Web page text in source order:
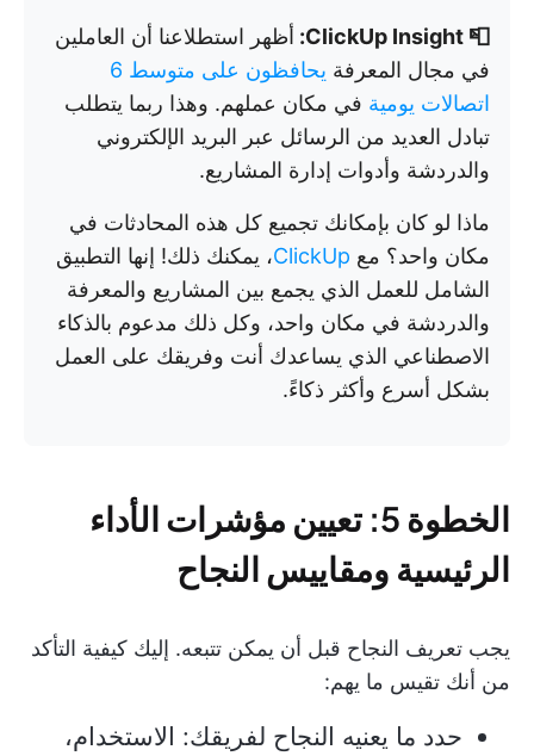
📮 ClickUp Insight:
أظهر استطلاعنا أن العاملين
في مجال المعرفة
يحافظون على متوسط 6
اتصالات يومية في مكان عملهم. وهذا ربما يتطلب
تبادل العديد من الرسائل عبر البريد الإلكتروني
والدردشة وأدوات إدارة المشاريع.
ماذا لو كان بإمكانك تجميع كل هذه المحادثات في
مكان واحد؟ مع ClickUp، يمكنك ذلك! إنها التطبيق
الشامل للعمل الذي يجمع بين المشاريع والمعرفة
والدردشة في مكان واحد، وكل ذلك مدعوم بالذكاء
الاصطناعي الذي يساعدك أنت وفريقك على العمل
بشكل أسرع وأكثر ذكاءً.
الخطوة 5: تعيين مؤشرات الأداء
الرئيسية ومقاييس النجاح
يجب تعريف النجاح قبل أن يمكن تتبعه. إليك كيفية التأكد
من أنك تقيس ما يهم:
حدد ما يعنيه النجاح لفريقك: الاستخدام،